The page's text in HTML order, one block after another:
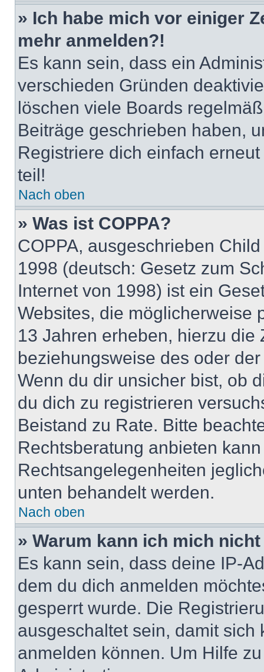
» Ich habe mich vor einiger
mehr anmelden?!
Es kann sein, dass ein
verschieden Gründen
löschen viele Boards
Beiträge geschrieben haben,
Registriere dich einfach
teil!
Nach oben
» Was ist COPPA?
COPPA, ausgeschrieben
1998 (deutsch: Gesetz zum
Internet von 1998) ist ein
Websites, die möglicherweise
13 Jahren erheben, hierzu die
beziehungsweise des oder
Wenn du dir unsicher bist, ob
du dich zu registrieren
Beistand zu Rate. Bitte
Rechtsberatung anbieten
Rechtsangelegenheiten
unten behandelt werden.
Nach oben
» Warum kann ich mich
Es kann sein, dass deine IP-
dem du dich anmelden
gesperrt wurde. Die
ausgeschaltet sein, damit
anmelden können. Um Hilfe